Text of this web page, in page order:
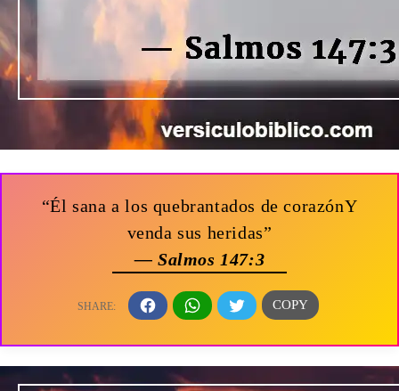
“Él sana a los quebrantados de corazónY
venda sus heridas”
— Salmos 147:3